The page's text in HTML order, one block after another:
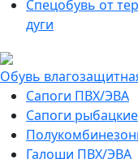
Спецобувь от
дуги
Обувь
Сапоги ПВХ/ЭВА
Сапоги рыбацкие
Галоши ПВХ/ЭВА